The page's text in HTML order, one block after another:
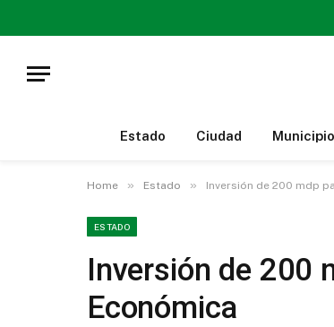
Estado Ciudad
Home » Estado » Inversión de 200 mdp
ESTADO
Inversión de 200
Económica